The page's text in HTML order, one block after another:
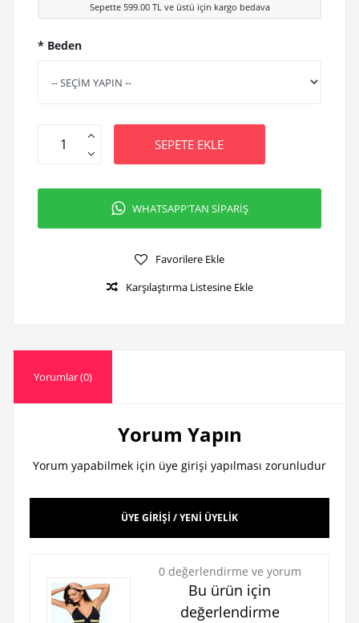
Sepette 599.00TL ve üstü için kargo bedava
* Beden
SEPETE EKLE
WHATSAPP'TAN SİPARİŞ
Favorilere Ekle
Karşılaştırma Listesine Ekle
Yorumlar (0)
Yorum Yapın
Yorum yapabilmek için üye girişi yapılması zorunludur
ÜYE GİRİŞİ / YENİ ÜYELİK
0 değerlendirme ve yorum
Bu ürün için
değerlendirme